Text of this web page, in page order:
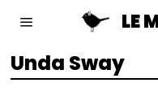
LE
Unda Sway